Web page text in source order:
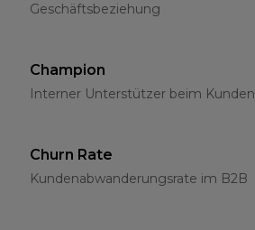
Geschäftsbeziehung
Champion
Interner Unterstützer beim Kunden
Churn Rate
Kundenabwanderungsrate im B2B